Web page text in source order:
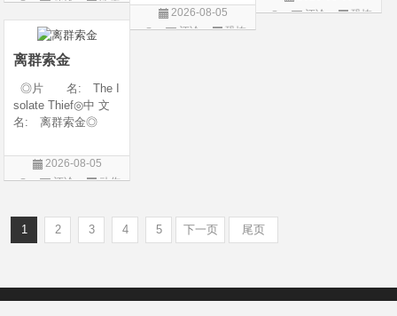
英语◎上映日期: 2
026-07-15(美国)
评论
欧美
剧
类 别: 惊悚 / 恐
评论
恐怖
焚场(台) / 鬼玩人6：
燃烧 / 鬼玩人崛起衍
2026-08-05
评论
恐怖
离群索金
◎片 名: The I
solate Thief◎中 文
名: 离群索金◎
产 地: 美国◎
类 别: 西部◎
10(美国)◎IMDb评分
2026-08-05
评论
动作
1 2 3 4 5 下一页 尾页